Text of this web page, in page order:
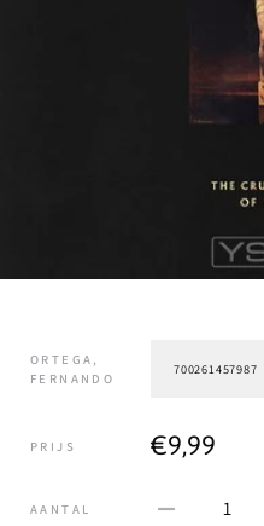
ORTEGA,
FERNANDO
PRIJS €9,99
AANTAL 1